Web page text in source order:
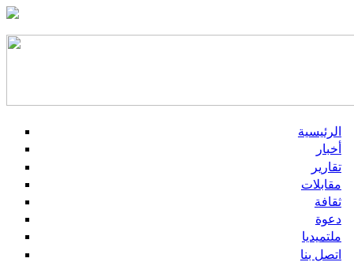
الرئيسية
أخبار
تقارير
مقابلات
ثقافة
دعوة
ملتميديا
اتصل بنا